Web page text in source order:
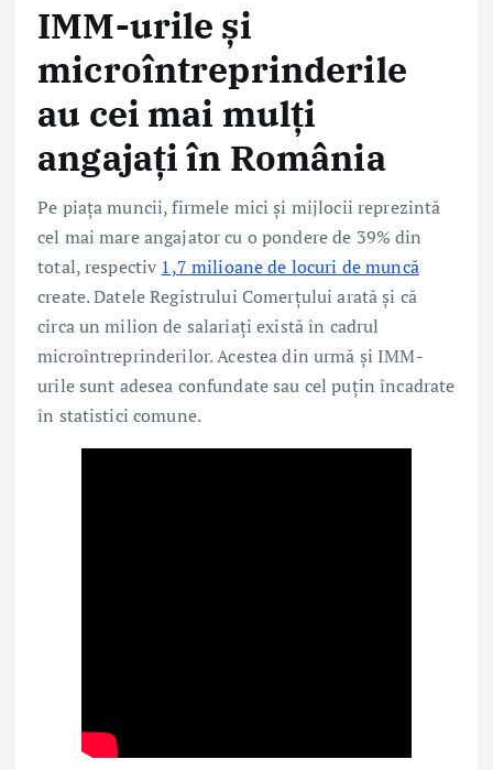
IMM-urile și
microîntreprinderile
au cei mai mulți
angajați în România
Pe piața muncii, firmele mici și mijlocii reprezintă
cel mai mare angajator cu o pondere de 39% din
total, respectiv 1,7 milioane de locuri de muncă
create. Datele Registrului Comerțului arată și că
circa un milion de salariați există în cadrul
microîntreprinderilor. Acestea din urmă și IMM-
urile sunt adesea confundate sau cel puțin încadrate
în statistici comune.